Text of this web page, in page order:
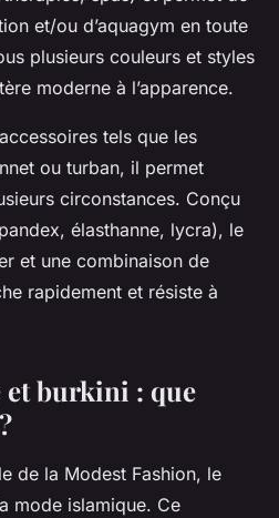
et/ou d’aquagym en toute
plusieurs couleurs et styles
moderne à l’apparence.
tels que les
ou turban, il permet
circonstances. Conçu
élasthanne, lycra), le
et une combinaison de
rapidement et résiste à
et burkini : que
de la Modest Fashion, le
mode islamique. Ce